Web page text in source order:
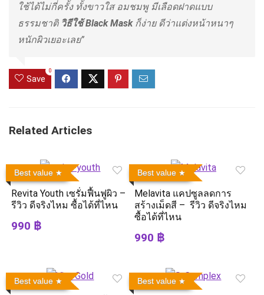
ใช้ได้ไม่กี่ครั้ง ทั้งขาวใส อมชมพู มีเลือดฝาดแบบ
ธรรมชาติ วิธีใช้Black Maskก็ง่าย ดีว่าแต่งหน้าหนาๆ
หนักผิวเยอะเลย”
Save
0
Related Articles
Best value
Revita Youth เซรั่มฟื้นฟูผิว –
รีวิว ดีจริงไหม ซื้อได้ที่ไหน
990 ฿
Best value
Melavita แคปซูลลดการ
สร้างเม็ดสี – รีวิว ดีจริงไหม
ซื้อได้ที่ไหน
990 ฿
Best value Best value